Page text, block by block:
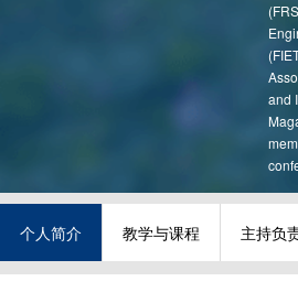
and
个人简介 教学与课程 主持负